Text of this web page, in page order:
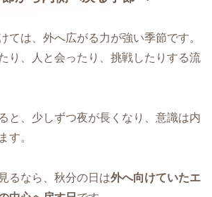
ては、外へ広がる力が強い季節です。
り、人と会ったり、挑戦したりする流
と、少しずつ夜が長くなり、意識は内
す。
るなら、秋分の日は外へ向けていたエ